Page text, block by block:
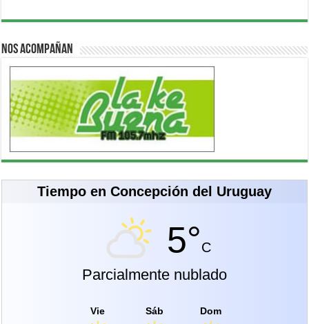
Nos acompañan
Tiempo en Concepción del Uruguay
5°C
Parcialmente nublado
Vie Sáb Dom